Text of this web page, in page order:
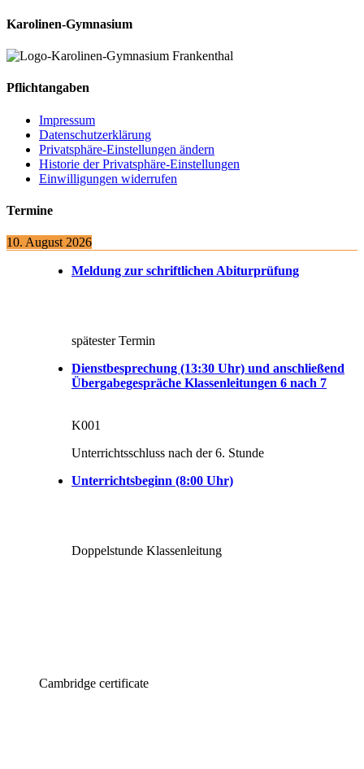
Karolinen-Gymnasium
Pflichtangaben
Impressum
Datenschutzerklärung
Privatsphäre-Einstellungen ändern
Historie der Privatsphäre-Einstellungen
Einwilligungen widerrufen
Termine
10. August 2026
Meldung zur schriftlichen Abiturprüfung
spätester Termin
Dienstbesprechung (13:30 Uhr) und anschließend
Übergabegespräche Klassenleitungen 6 nach 7
K001
Unterrichtsschluss nach der 6. Stunde
Unterrichtsbeginn (8:00 Uhr)
Doppelstunde Klassenleitung
Cambridge certificate